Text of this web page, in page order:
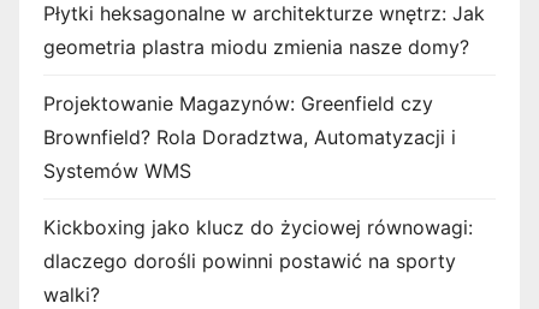
Płytki heksagonalne w architekturze wnętrz: Jak
geometria plastra miodu zmienia nasze domy?
Projektowanie Magazynów: Greenfield czy
Brownfield? Rola Doradztwa, Automatyzacji i
Systemów WMS
Kickboxing jako klucz do życiowej równowagi:
dlaczego dorośli powinni postawić na sporty
walki?